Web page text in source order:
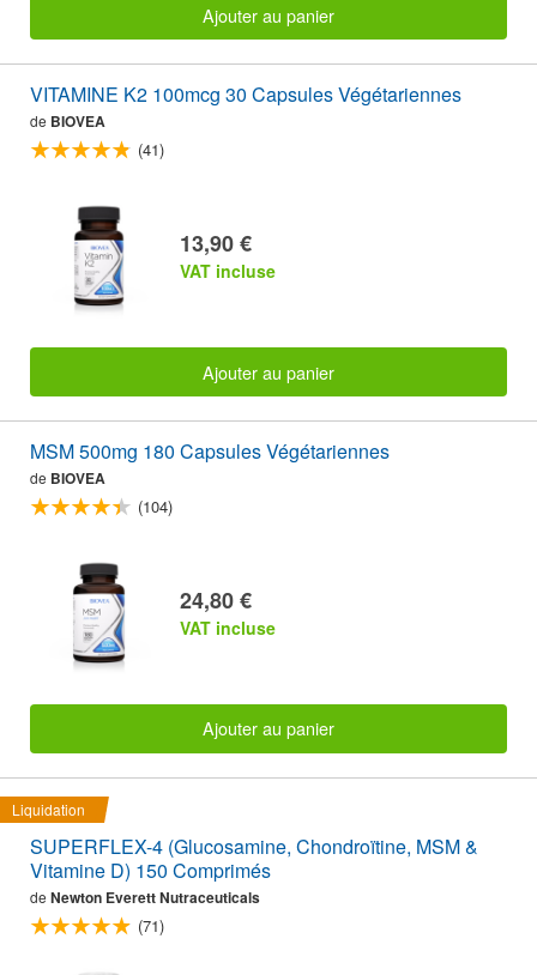
Ajouter au panier
VITAMINE K2 100mcg 30 Capsules Végétariennes
de BIOVEA
(41)
13,90 €
VAT incluse
Ajouter au panier
MSM 500mg 180 Capsules Végétariennes
de BIOVEA
(104)
24,80 €
VAT incluse
Ajouter au panier
Liquidation
SUPERFLEX-4 (Glucosamine, Chondroïtine, MSM &
Vitamine D) 150 Comprimés
de Newton Everett Nutraceuticals
(71)